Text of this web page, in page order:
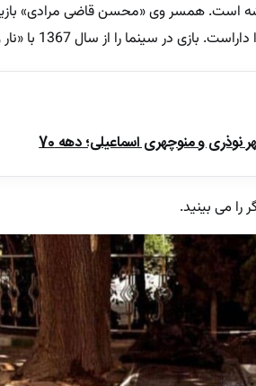
است. همسر وی «محسن قاضی مرادی»
و منوچهری اسماعیلی؛ دهه 70
را می بینید.